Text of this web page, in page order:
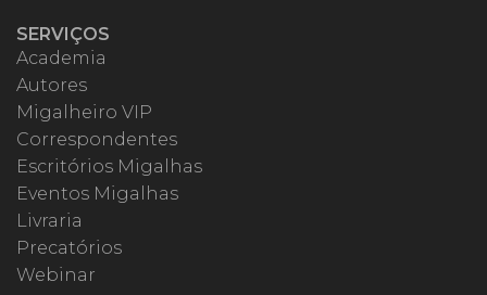
SERVIÇOS
Academia
Autores
Migalheiro VIP
Correspondentes
Escritórios Migalhas
Eventos Migalhas
Livraria
Precatórios
Webinar